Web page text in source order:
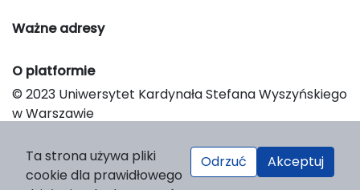
Ważne adresy
O platformie
© 2023 Uniwersytet Kardynała Stefana Wyszyńskiego
w Warszawie
Platform & Workflow by OJS/PKP
Ta strona używa pliki
cookie dla prawidłowego
Odrzuć Akceptuj